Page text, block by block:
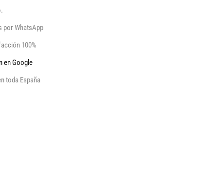
por WhatsApp
100%
en Google
toda España